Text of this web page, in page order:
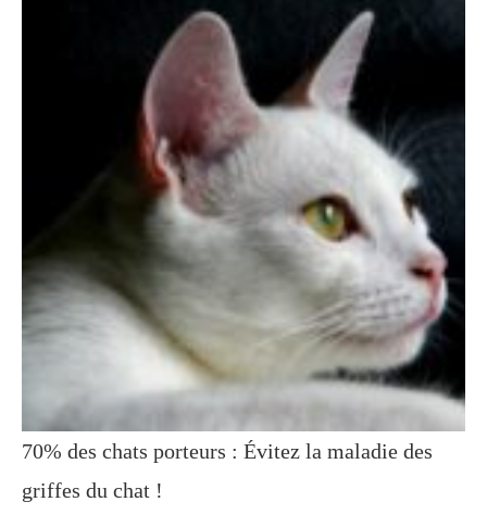
70% des chats porteurs : Évitez la maladie des
griffes du chat !